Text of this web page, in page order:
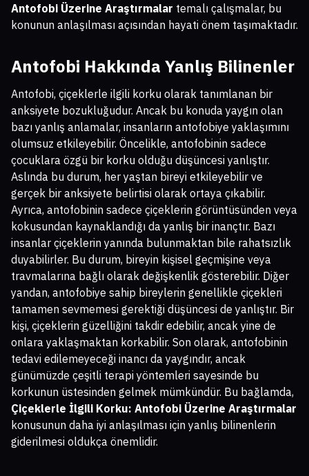
Antofobi Üzerine Araştırmalar temalı çalışmalar, bu
konunun anlaşılması açısından hayati önem taşımaktadır.
Antofobi Hakkında Yanlış Bilinenler
Antofobi, çiçeklerle ilgili korku olarak tanımlanan bir
anksiyete bozukluğudur. Ancak bu konuda yaygın olan
bazı yanlış anlamalar, insanların antofobiye yaklaşımını
olumsuz etkileyebilir. Öncelikle, antofobinin sadece
çocuklara özgü bir korku olduğu düşüncesi yanlıştır.
Aslında bu durum, her yaştan bireyi etkileyebilir ve
gerçek bir anksiyete belirtisi olarak ortaya çıkabilir.
Ayrıca, antofobinin sadece çiçeklerin görüntüsünden veya
kokusundan kaynaklandığı da yanlış bir inançtır. Bazı
insanlar çiçeklerin yanında bulunmaktan bile rahatsızlık
duyabilirler. Bu durum, bireyin kişisel geçmişine veya
travmalarına bağlı olarak değişkenlik gösterebilir. Diğer
yandan, antofobiye sahip bireylerin genellikle çiçekleri
tamamen sevmemesi gerektiği düşüncesi de yanlıştır. Bir
kişi, çiçeklerin güzelliğini takdir edebilir, ancak yine de
onlara yaklaşmaktan korkabilir. Son olarak, antofobinin
tedavi edilemeyeceği inancı da yaygındır, ancak
günümüzde çeşitli terapi yöntemleri sayesinde bu
korkunun üstesinden gelmek mümkündür. Bu bağlamda,
Çiçeklerle İlgili Korku: Antofobi Üzerine Araştırmalar
konusunun daha iyi anlaşılması için yanlış bilinenlerin
giderilmesi oldukça önemlidir.